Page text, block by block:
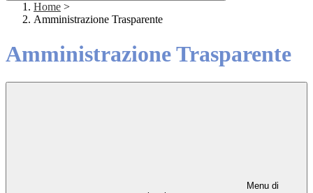
Home >
Amministrazione Trasparente
Amministrazione Trasparente
Menu di